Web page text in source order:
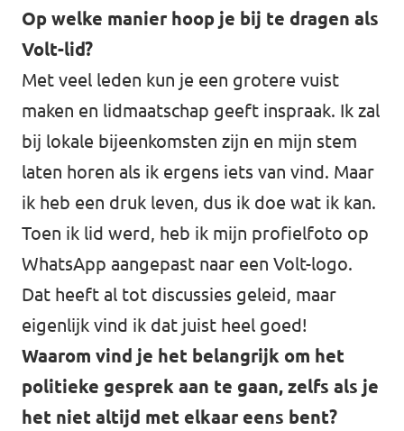
Op welke manier hoop je bij te dragen als
Volt-lid?
Met veel leden kun je een grotere vuist
maken en lidmaatschap geeft inspraak. Ik zal
bij lokale bijeenkomsten zijn en mijn stem
laten horen als ik ergens iets van vind. Maar
ik heb een druk leven, dus ik doe wat ik kan.
Toen ik lid werd, heb ik mijn profielfoto op
WhatsApp aangepast naar een Volt-logo.
Dat heeft al tot discussies geleid, maar
eigenlijk vind ik dat juist heel goed!
Waarom vind je het belangrijk om het
politieke gesprek aan te gaan, zelfs als je
het niet altijd met elkaar eens bent?